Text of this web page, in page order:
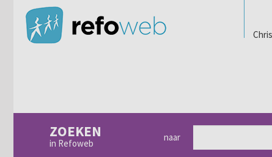
ZOEKEN
in Refoweb
naar